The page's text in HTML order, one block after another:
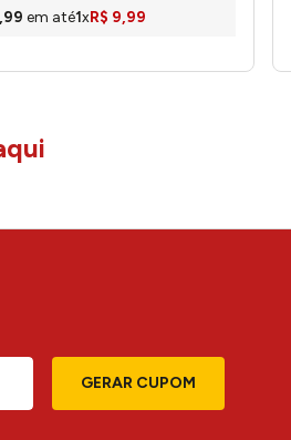
,99 em até1xR$ 9,99
GERAR CUPOM